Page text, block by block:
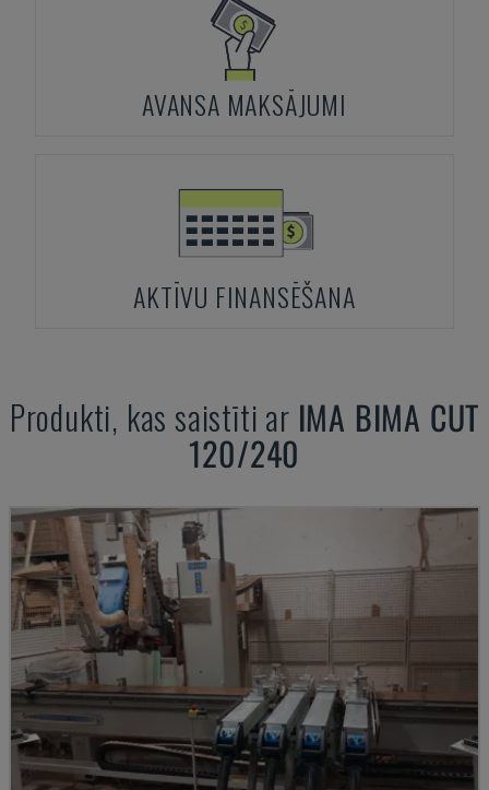
AVANSA MAKSĀJUMI
AKTĪVU FINANSĒŠANA
Produkti, kas saistīti ar IMA BIMA CUT
120/240